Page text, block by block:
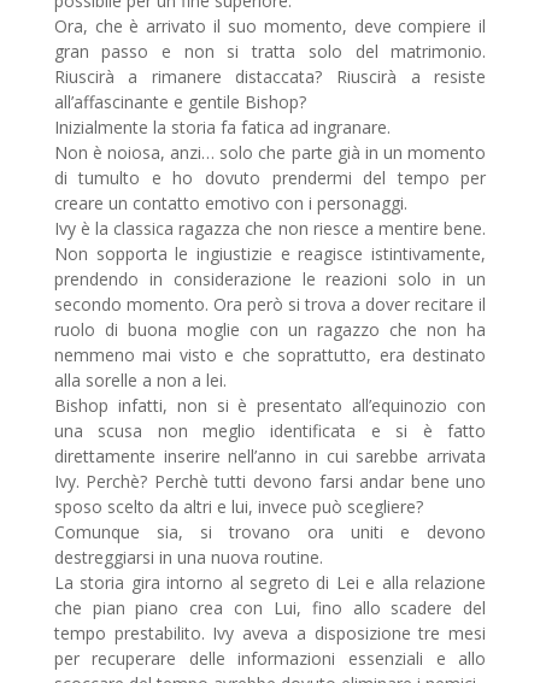
Ora, che è arrivato il suo momento, deve compiere il
gran passo e non si tratta solo del matrimonio.
Riuscirà a rimanere distaccata? Riuscirà a resiste
all’affascinante e gentile Bishop?
Inizialmente la storia fa fatica ad ingranare.
Non è noiosa, anzi… solo che parte già in un momento
di tumulto e ho dovuto prendermi del tempo per
creare un contatto emotivo con i personaggi.
Ivy è la classica ragazza che non riesce a mentire bene.
Non sopporta le ingiustizie e reagisce istintivamente,
prendendo in considerazione le reazioni solo in un
secondo momento. Ora però si trova a dover recitare il
ruolo di buona moglie con un ragazzo che non ha
nemmeno mai visto e che soprattutto, era destinato
alla sorelle a non a lei.
Bishop infatti, non si è presentato all’equinozio con
una scusa non meglio identificata e si è fatto
direttamente inserire nell’anno in cui sarebbe arrivata
Ivy. Perchè? Perchè tutti devono farsi andar bene uno
sposo scelto da altri e lui, invece può scegliere?
Comunque sia, si trovano ora uniti e devono
destreggiarsi in una nuova routine.
La storia gira intorno al segreto di Lei e alla relazione
che pian piano crea con Lui, fino allo scadere del
tempo prestabilito. Ivy aveva a disposizione tre mesi
per recuperare delle informazioni essenziali e allo